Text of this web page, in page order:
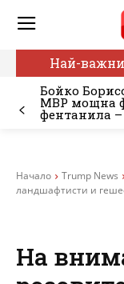
Най-
Бойко
МВР мощна
фентанила –
Начало Trump News
ландшафтисти и
На